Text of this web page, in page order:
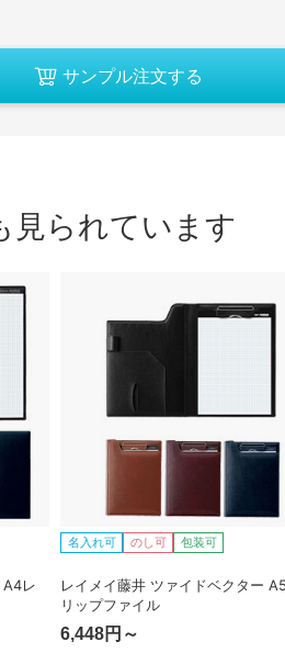
サンプル注文する
見られています
A4レ
名入れ可 のし可 包装可
レイメイ藤井 ツァイドベクター
リップファイル
6,448円～